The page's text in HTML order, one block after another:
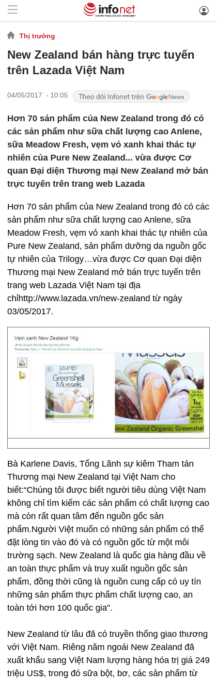
Thị trường
New Zealand bán hàng trực tuyến
trên Lazada Việt Nam
04/05/2017 - 10:05
Hơn 70 sản phẩm của New Zealand trong đó có
các sản phẩm như sữa chất lượng cao Anlene,
sữa Meadow Fresh, vẹm vỏ xanh khai thác tự
nhiên của Pure New Zealand... vừa được Cơ
quan Đại diện Thương mại New Zealand mở bán
trực tuyến trên trang web Lazada
Hơn 70 sản phẩm của New Zealand trong đó có các
sản phẩm như sữa chất lượng cao Anlene, sữa
Meadow Fresh, vẹm vỏ xanh khai thác tự nhiên của
Pure New Zealand, sản phẩm dưỡng da nguồn gốc
tự nhiên của Trilogy…vừa được Cơ quan Đại diện
Thương mại New Zealand mở bán trực tuyến trên
trang web Lazada Việt Nam tại địa
chỉhttp://www.lazada.vn/new-zealand từ ngày
03/05/2017.
Bà Karlene Davis, Tổng Lãnh sự kiêm Tham tán
Thương mại New Zealand tại Việt Nam cho
biết:“Chúng tôi được biết người tiêu dùng Việt Nam
không chỉ tìm kiếm các sản phẩm có chất lượng cao
mà còn rất quan tâm đến nguồn gốc sản
phẩm.Người Việt muốn có những sản phẩm có thể
đặt lòng tin vào đó và có nguồn gốc từ một môi
trường sạch. New Zealand là quốc gia hàng đầu về
an toàn thực phẩm và truy xuất nguồn gốc sản
phẩm, đồng thời cũng là nguồn cung cấp có uy tín
những sản phẩm thực phẩm chất lượng cao, an
toàn tới hơn 100 quốc gia".
New Zealand từ lâu đã có truyền thống giao thương
với Việt Nam. Riêng năm ngoái New Zealand đã
xuất khẩu sang Việt Nam lượng hàng hóa trị giá 249
triệu US$, trong đó sữa bột, bơ, các sản phẩm từ